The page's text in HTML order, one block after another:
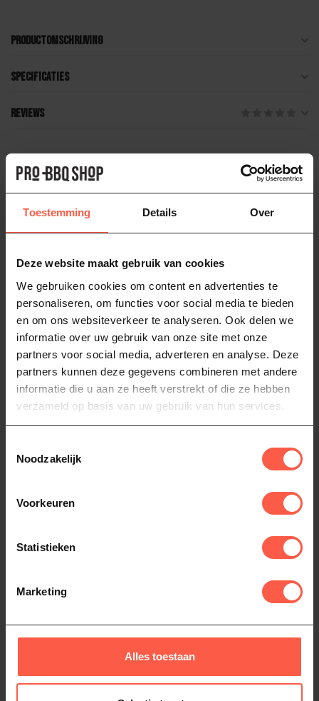
Toestemming Details Over
Deze website maakt gebruik van cookies
We gebruiken cookies om content en advertenties te
personaliseren, om functies voor social media te bieden
en om ons websiteverkeer te analyseren. Ook delen we
informatie over uw gebruik van onze site met onze
partners voor social media, adverteren en analyse. Deze
partners kunnen deze gegevens combineren met andere
informatie die u aan ze heeft verstrekt of die ze hebben
verzameld op basis van uw gebruik van hun services.
Noodzakelijk
Voorkeuren
Statistieken
Marketing
Alles toestaan
Productomschrijving
Specificaties
Reviews
Gerelateerde producten
Thermometer
109,95
Chefstemp ProTemp 2 Plus
Op voorraad
149,95
CHEFSTEMP
Chefstemp ProTemp 2 Plus losse
thermometer
Op voorraad
54,95
of bel
. We helpen je graag!
Recent bekeken